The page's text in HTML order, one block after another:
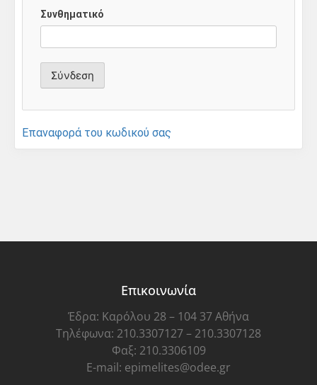
Συνθηματικό
Επαναφορά του κωδικού σας
Επικοινωνία
Έδρα: Καρόλου 28 – 104 37 Αθήνα
Τηλέφωνα: 210.3307127 – 210.3307128
Φαξ: 210.3306109
E-mail: epimelites@odee.gr